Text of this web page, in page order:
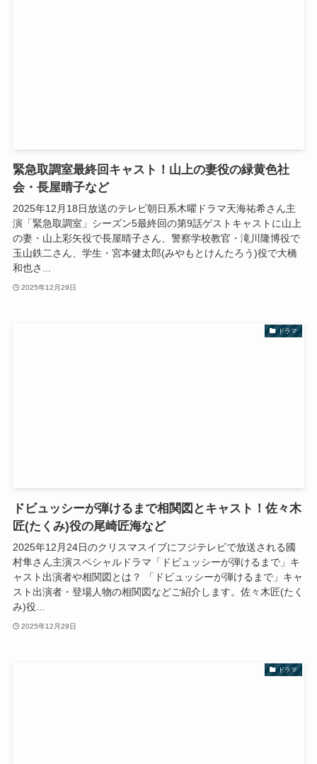
緊急取調室最終回キャスト！山上の妻役の緑黄色社
会・長屋晴子など
2025年12月18日放送のテレビ朝日系木曜ドラマ天海祐希さん主
演「緊急取調室」シーズン5最終回の第9話ゲストキャストに山上
の妻・山上彩矢役で長屋晴子さん、警察学校教官・滝川隆博役で
玉山鉄二さん、学生・宮本健太郎(みやもとけんたろう)役で大橋
和也さ...
2025年12月29日
ドラマ
ドビュッシーが弾けるまで相関図とキャスト！佐々木
匠(たくみ)役の尾崎匠海など
2025年12月24日のクリスマスイブにフジテレビで放送される國
村隼さん主演スペシャルドラマ「ドビュッシーが弾けるまで」キ
ャスト出演者や相関図とは？ 「ドビュッシーが弾けるまで」キャ
スト出演者・登場人物の相関図などご紹介します。佐々木匠(たく
み)役...
2025年12月29日
ドラマ